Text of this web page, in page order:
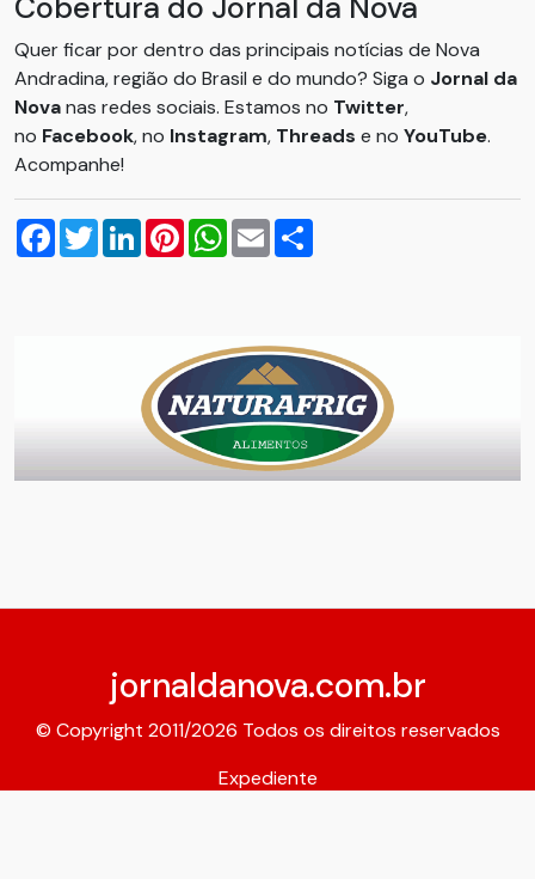
Quer ficar por dentro das principais notícias de Nova
Andradina, região do Brasil e do mundo? Siga o Jornal da
Novanas redes sociais. Estamos no Twitter,
no Facebook, no Instagram, Threads e no YouTube.
Acompanhe!
Facebook
TwitterLinkedInPinterestWhatsApp
Email
jornaldanova.com.br
© Copyright 2011/2026 Todos os direitos reservados
Expediente